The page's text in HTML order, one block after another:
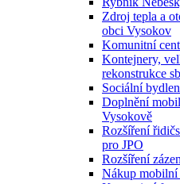
Zdroj tepla a
obci Vysokov
Komunitní
Kontejnery,
rekonstrukce
Sociální
Doplnění
Vysokově
Rozšíření
pro JPO
Rozšíření
Nákup mobilní